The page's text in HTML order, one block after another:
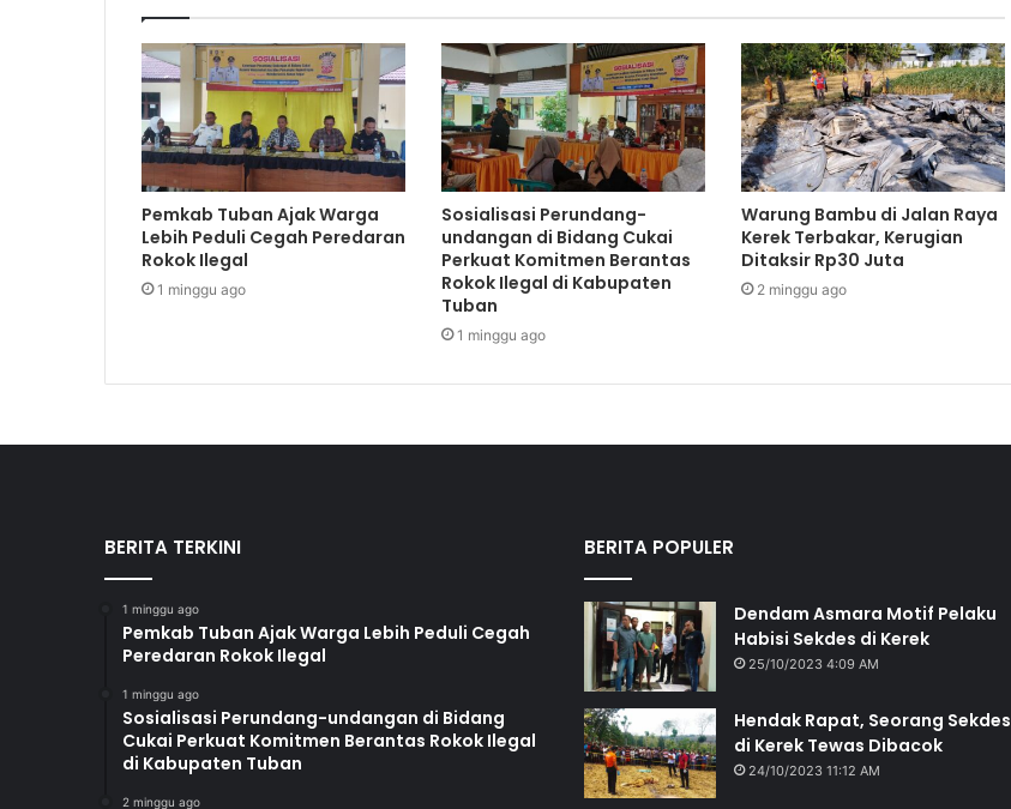
Pemkab Tuban Ajak Warga
Lebih Peduli Cegah Peredaran
Rokok Ilegal
1 minggu ago
Sosialisasi Perundang-
undangan di Bidang Cukai
Perkuat Komitmen Berantas
Rokok Ilegal di Kabupaten
Tuban
1 minggu ago
Warung Bambu di Jalan Raya
Kerek Terbakar, Kerugian
Ditaksir Rp30 Juta
2 minggu ago
BERITA TERKINI
1 minggu ago
Pemkab Tuban Ajak Warga Lebih Peduli Cegah
Peredaran Rokok Ilegal
1 minggu ago
Sosialisasi Perundang-undangan di Bidang
Cukai Perkuat Komitmen Berantas Rokok Ilegal
di Kabupaten Tuban
2 minggu ago
BERITA POPULER
Dendam Asmara Motif Pelaku
Habisi Sekdes di Kerek
25/10/2023 4:09 AM
Hendak Rapat, Seorang Sekdes
di Kerek Tewas Dibacok
24/10/2023 11:12 AM